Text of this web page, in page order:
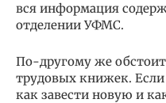
вся информация
отделении УФМС.
По-другому же обстоит
трудовых книжек.
как завести новую и